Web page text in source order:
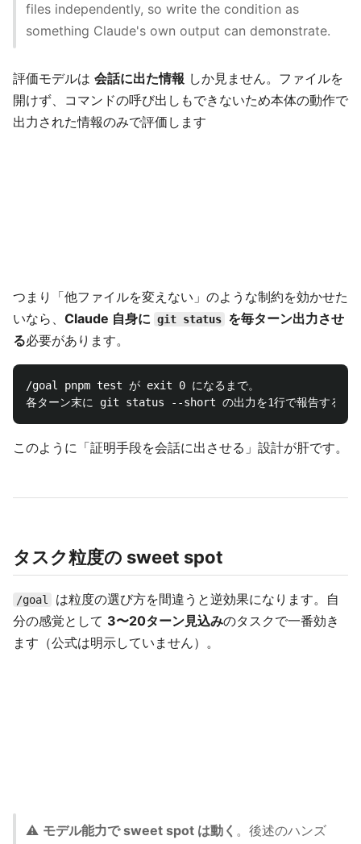
files independently, so write the condition as
something Claude's own output can demonstrate.
評価モデルは 会話に出た情報 しか見ません。ファイルを
開けず、コマンドの呼び出しもできないため本体の動作で
出力された情報のみで評価します
つまり「他ファイルを変えない」のような制約を効かせた
いなら、 Claude 自身に git status を毎ターン出力させ
る必要があります。
/goal pnpm test が exit 0 になるまで。
このように「証明手段を会話に出させる」設計が肝です。
タスク粒度の sweet spot
/goal
は粒度の選び方を間違うと逆効果になります。自
分の感覚として 3〜20ターン見込みのタスクで一番効き
ます（公式は明示していません）。
⚠️ モデル能力で sweet spot は動く 。後述のハンズ